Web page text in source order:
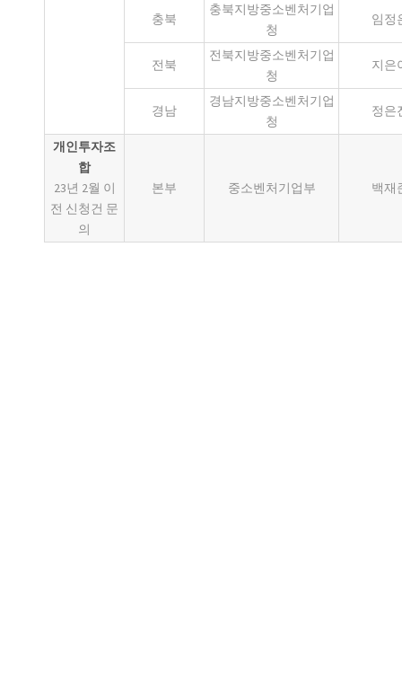
충북
충북지방중소벤처기업
청
임정
전북
전북지방중소벤처기업
청
지은
경남
경남지방중소벤처기업
청
정은
개인투자조
합
23년 2월 이
전 신청건 문
의
본부 중소벤처기업부 백재